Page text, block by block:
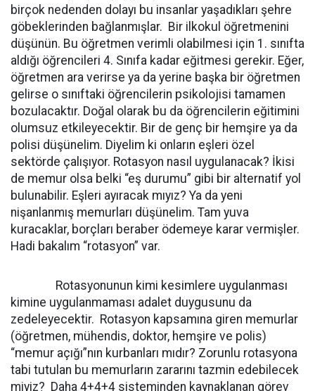
birçok nedenden dolayı bu insanlar yaşadıkları şehre
göbeklerinden bağlanmışlar. Bir ilkokul öğretmenini
düşünün. Bu öğretmen verimli olabilmesi için 1. sınıfta
aldığı öğrencileri 4. Sınıfa kadar eğitmesi gerekir. Eğer,
öğretmen ara verirse ya da yerine başka bir öğretmen
gelirse o sınıftaki öğrencilerin psikolojisi tamamen
bozulacaktır. Doğal olarak bu da öğrencilerin eğitimini
olumsuz etkileyecektir. Bir de genç bir hemşire ya da
polisi düşünelim. Diyelim ki onların eşleri özel
sektörde çalışıyor. Rotasyon nasıl uygulanacak? İkisi
de memur olsa belki “eş durumu” gibi bir alternatif yol
bulunabilir. Eşleri ayıracak mıyız? Ya da yeni
nişanlanmış memurları düşünelim. Tam yuva
kuracaklar, borçları beraber ödemeye karar vermişler.
Hadi bakalım “rotasyon” var.
Rotasyonunun kimi kesimlere uygulanması
kimine uygulanmaması adalet duygusunu da
zedeleyecektir. Rotasyon kapsamına giren memurlar
(öğretmen, mühendis, doktor, hemşire ve polis)
“memur açığı”nın kurbanları mıdır? Zorunlu rotasyona
tabi tutulan bu memurların zararını tazmin edebilecek
miyiz? Daha 4+4+4 sisteminden kaynaklanan görev